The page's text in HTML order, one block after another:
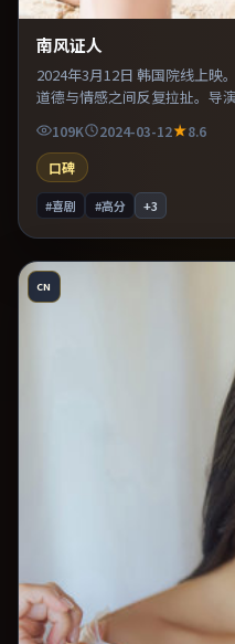
南风证人
2024年3月12日 韩国院线上映
道德与情感之间反复拉扯。导
特写交替强化压迫感。既有类
力不俗。
109K 2024-03-12
8.6
口碑
#喜剧 #高分 +3
CN